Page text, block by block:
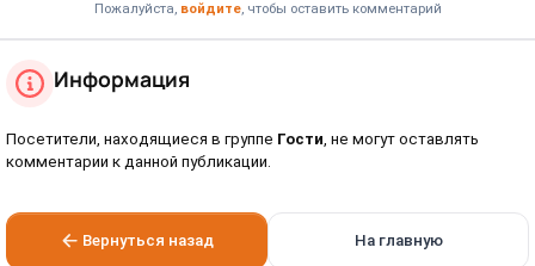
Пожалуйста, войдите, чтобы оставить комментарий
Информация
Посетители, находящиеся в группе Гости , не могут оставлять
комментарии к данной публикации.
Вернуться назад На главную